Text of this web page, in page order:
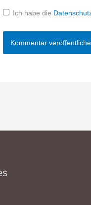
Ich habe die